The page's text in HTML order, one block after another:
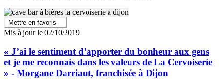
Mettre en favoris
Mis à jour le 02/10/2019
« J’ai le sentiment d’apporter du bonheur aux gens
et je me reconnais dans les valeurs de La Cervoiserie
» - Morgane Darriaut, franchisée à Dijon